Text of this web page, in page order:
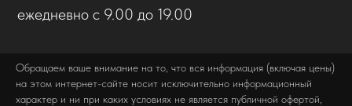
ежедневно с 9.00 до 19.00
Обращаем ваше внимание на то, что вся информация (включая цены)
на этом интернет-сайте носит исключительно информационный
характер и ни при каких условиях не является публичной офертой,